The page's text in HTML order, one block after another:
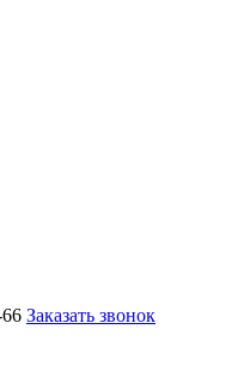
Заказать звонок